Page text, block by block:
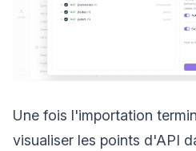
Une fois l'importation
visualiser les points d'API